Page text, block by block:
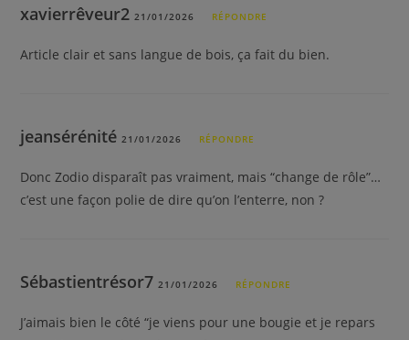
xavierrêveur221/01/2026 RÉPONDRE
Article clair et sans langue de bois, ça fait du bien.
jeansérénité21/01/2026 RÉPONDRE
Donc Zodio disparaît pas vraiment, mais “change de rôle”…
c’est une façon polie de dire qu’on l’enterre, non ?
Sébastientrésor721/01/2026 RÉPONDRE
J’aimais bien le côté “je viens pour une bougie et je repars